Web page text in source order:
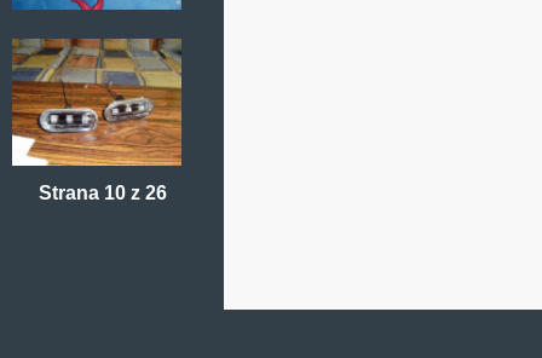
Strana 10 z 26